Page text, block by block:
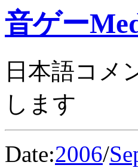
音ゲー
日本語コメ
します
Date:2006/